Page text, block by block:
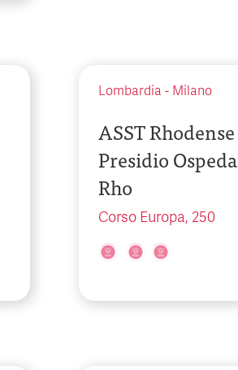
Lombardia - Milano
ASST
Presidio
Rho
Corso Europa, 250